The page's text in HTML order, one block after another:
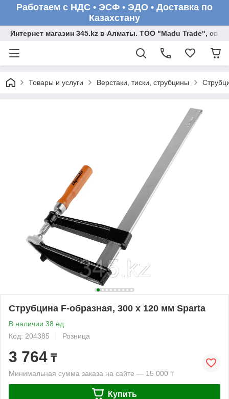
Работаем с НДС • ЭСФ • ЭДО • Доставка по
Казахстану
Интернет магазин 345.kz в Алматы. ТОО "Madu Trade",
Товары и услуги Верстаки, тиски, струбцины
Струбцина F-образная, 300 х 120 мм Sparta
В наличии 38 ед.
Код: 204385
Розница
3 764 ₸
Минимальная сумма заказа на сайте — 15 000 ₸
Купить